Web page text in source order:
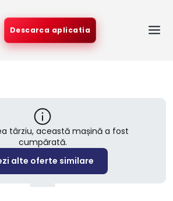
Descarca aplicatia
târziu, această mașină a fost
cumpărată.
alte oferte similare